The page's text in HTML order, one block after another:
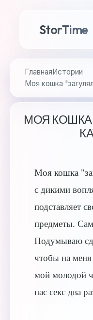
StorTime
ГлавнаяИстории
Моя кошка
МОЯ КОШКА
Моя кошка
с дикими
подставляет
предметы.
Подумываю
чтобы на
мой молодой
нас секс два